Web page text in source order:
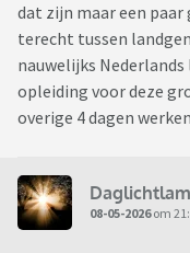
dat zijn maar een paar
terecht tussen
nauwelijks Nederlands
opleiding voor deze
overige 4 dagen
08-05-2026om